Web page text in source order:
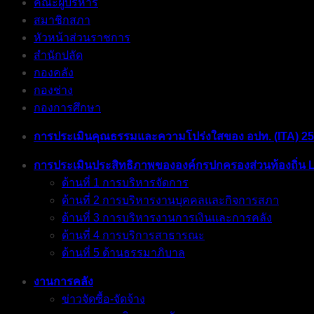
สมาชิกสภา
หัวหน้าส่วนราชการ
สำนักปลัด
กองคลัง
กองช่าง
กองการศึกษา
การประเมินคุณธรรมและความโปร่งใสของ อปท. (ITA)
การประเมินประสิทธิภาพขององค์กรปกครองส่วนท้องถิ่น
ด้านที่ 1 การบริหารจัดการ
ด้านที่ 2 การบริหารงานบุคคลและกิจการสภา
ด้านที่ 3 การบริหารงานการเงินและการคลัง
ด้านที่ 4 การบริการสาธารณะ
ด้านที่ 5 ด้านธรรมาภิบาล
งานการคลัง
ข่าวจัดซื้อ-จัดจ้าง